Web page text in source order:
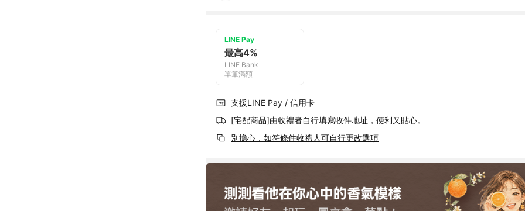
LINE Pay
最高4%
LINE Bank
單筆滿額
支援LINE Pay / 信用卡
[宅配商品]由收禮者自行填寫收件地址，便利又貼心。
別擔心，如符條件收禮人可自行更改選項